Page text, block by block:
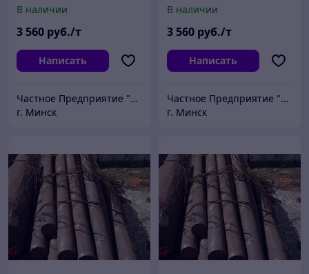
В наличии
3 560 руб./т
Написать
Частное Предприятие "ПромШтамп"
г. Минск
В наличии
3 560 руб./т
Написать
Частное Предприятие "ПромШтамп"
г. Минск